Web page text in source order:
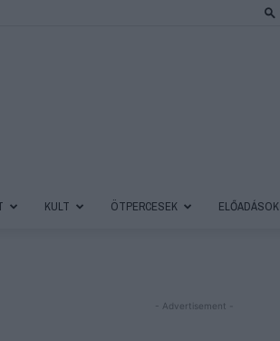
KULT ÖTPERCESEK ELŐADÁSOK
- Advertisement -